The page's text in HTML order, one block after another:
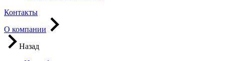
Контакты
О компании
Назад